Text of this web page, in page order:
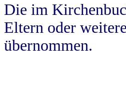
Die im
Eltern oder
übernommen.